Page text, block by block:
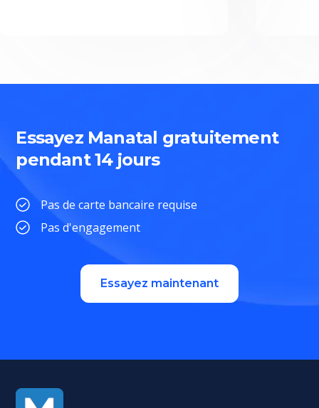
Essayez Manatal gratuitement
pendant 14 jours
Pas de carte bancaire requise
Pas d'engagement
Essayez maintenant